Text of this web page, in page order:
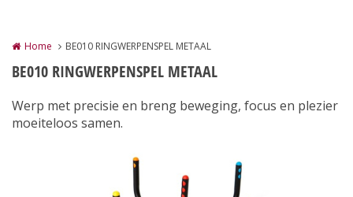
Home BE010 RINGWERPENSPEL METAAL
BE010 RINGWERPENSPEL METAAL
Werp met precisie en breng beweging, focus en plezier
moeiteloos samen.